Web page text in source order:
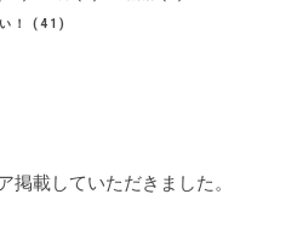
！ (41)
掲載していただきました。